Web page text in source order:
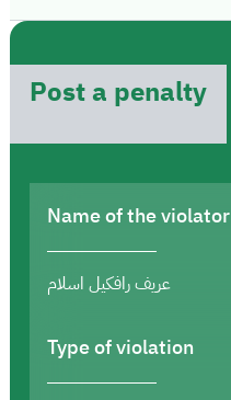
Post a penalty
Name of the violator
عريف رافكيل اسلام
Type of violation